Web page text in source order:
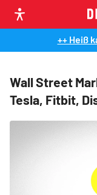
++ Heiß
Wall Street
Tesla, Fitbit,